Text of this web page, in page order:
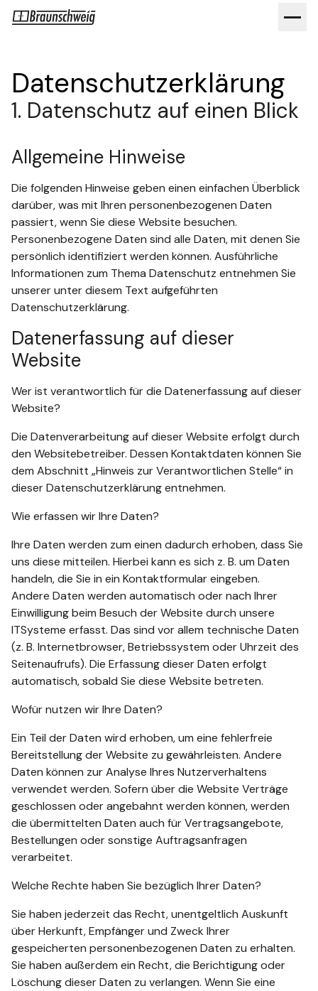
Datenschutzerklärung
1. Datenschutz auf einen Blick
Allgemeine Hinweise
Die folgenden Hinweise geben einen einfachen Überblick
darüber, was mit Ihren personenbezogenen Daten
passiert, wenn Sie diese Website besuchen.
Personenbezogene Daten sind alle Daten, mit denen Sie
persönlich identifiziert werden können. Ausführliche
Informationen zum Thema Datenschutz entnehmen Sie
unserer unter diesem Text aufgeführten
Datenschutzerklärung.
Datenerfassung auf dieser
Website
Wer ist verantwortlich für die Datenerfassung auf dieser
Website?
Die Datenverarbeitung auf dieser Website erfolgt durch
den Websitebetreiber. Dessen Kontaktdaten können Sie
dem Abschnitt „Hinweis zur Verantwortlichen Stelle“ in
dieser Datenschutzerklärung entnehmen.
Wie erfassen wir Ihre Daten?
Ihre Daten werden zum einen dadurch erhoben, dass Sie
uns diese mitteilen. Hierbei kann es sich z. B. um Daten
handeln, die Sie in ein Kontaktformular eingeben.
Andere Daten werden automatisch oder nach Ihrer
Einwilligung beim Besuch der Website durch unsere
ITSysteme erfasst. Das sind vor allem technische Daten
(z. B. Internetbrowser, Betriebssystem oder Uhrzeit des
Seitenaufrufs). Die Erfassung dieser Daten erfolgt
automatisch, sobald Sie diese Website betreten.
Wofür nutzen wir Ihre Daten?
Ein Teil der Daten wird erhoben, um eine fehlerfreie
Bereitstellung der Website zu gewährleisten. Andere
Daten können zur Analyse Ihres Nutzerverhaltens
verwendet werden. Sofern über die Website Verträge
geschlossen oder angebahnt werden können, werden
die übermittelten Daten auch für Vertragsangebote,
Bestellungen oder sonstige Auftragsanfragen
verarbeitet.
Welche Rechte haben Sie bezüglich Ihrer Daten?
Sie haben jederzeit das Recht, unentgeltlich Auskunft
über Herkunft, Empfänger und Zweck Ihrer
gespeicherten personenbezogenen Daten zu erhalten.
Sie haben außerdem ein Recht, die Berichtigung oder
Löschung dieser Daten zu verlangen. Wenn Sie eine